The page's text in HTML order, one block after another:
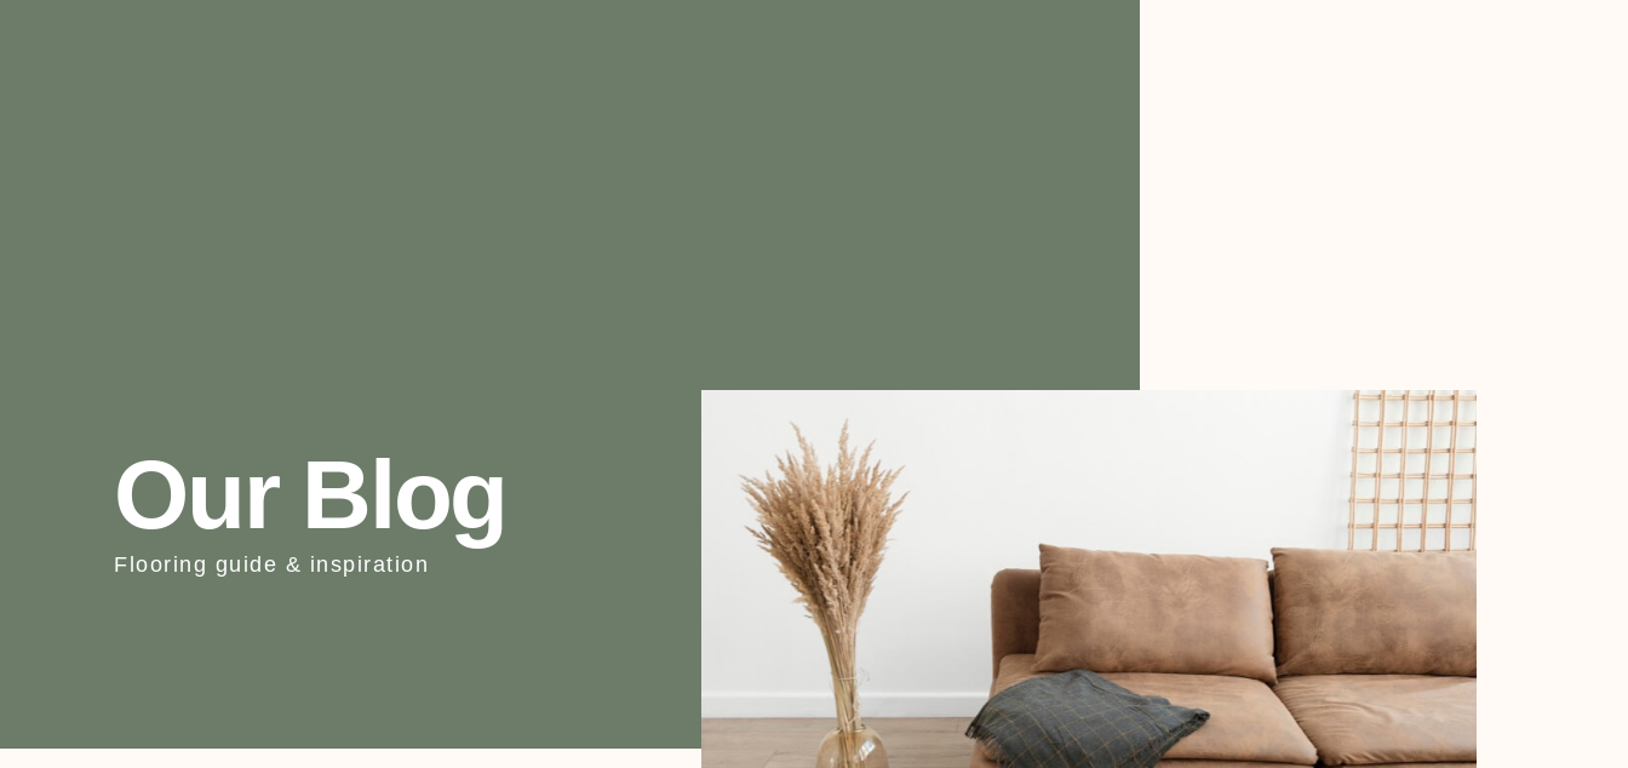
Our Blog
Flooring guide & inspiration